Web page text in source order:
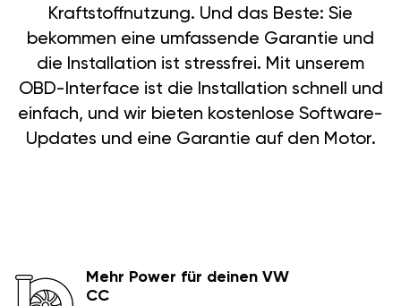
Kraftstoffnutzung. Und das Beste: Sie
bekommen eine umfassende Garantie und
die Installation ist stressfrei. Mit unserem
OBD-Interface ist die Installation schnell und
einfach, und wir bieten kostenlose Software-
Updates und eine Garantie auf den Motor.
Mehr Power für deinen VW
CC